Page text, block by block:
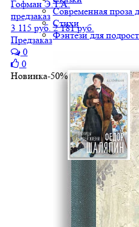
Современная проза
Стихи
Фэнтези для
Гофман Э.Т.А.
предзаказ
3 115 руб. 2 181 руб.
Предзаказ
0
0
Новинка-50%